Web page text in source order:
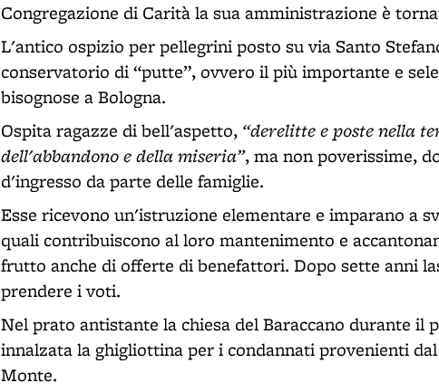
Congregazione di Carità la sua amministrazione è
L'antico ospizio per pellegrini posto su via Santo
conservatorio di “putte”, ovvero il più importante e
bisognose a Bologna.
Ospita ragazze di bell'aspetto, “derelitte e poste nella
dell'abbandono e della miseria”, ma non poverissime,
d'ingresso da parte delle famiglie.
Esse ricevono un'istruzione elementare e imparano a
quali contribuiscono al loro mantenimento e
frutto anche di offerte di benefattori. Dopo sette anni
prendere i voti.
Nel prato antistante la chiesa del Baraccano durante il
innalzata la ghigliottina per i condannati provenienti
Monte.